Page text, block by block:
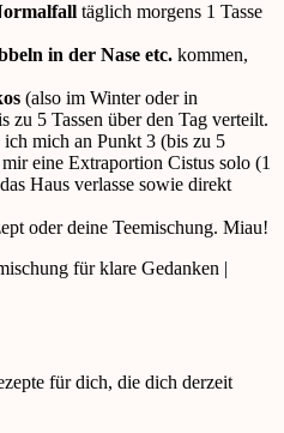
täglich morgens 1 Tasse
in der Nase etc. kommen,
(also im Winter oder in
zu 5 Tassen über den Tag verteilt.
mich an Punkt 3 (bis zu 5
eine Extraportion Cistus solo (1
Haus verlasse sowie direkt
oder deine Teemischung. Miau!
für dich, die dich derzeit